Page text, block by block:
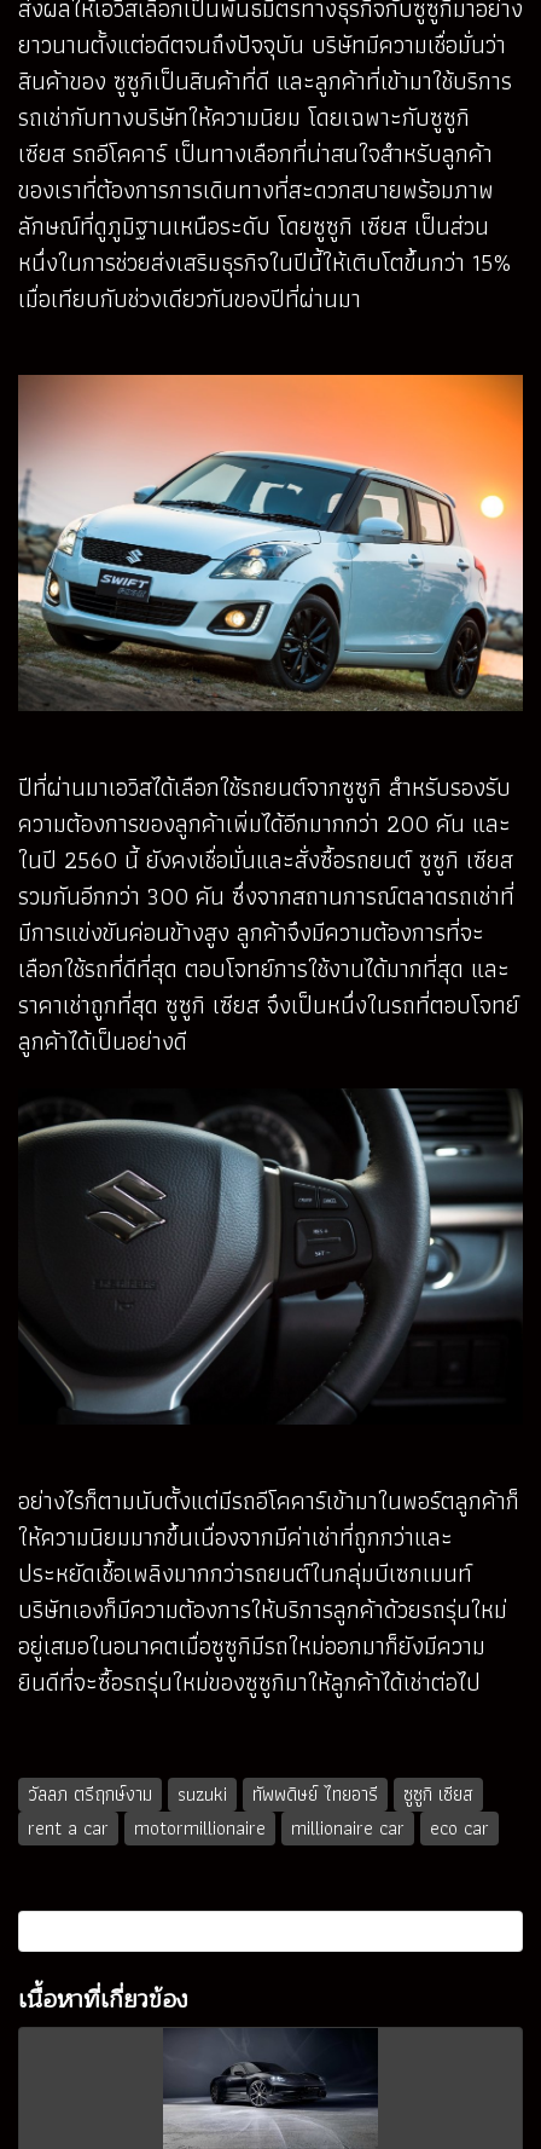
ส่งผลให้เอวิสเลือกเป็นพันธมิตรทางธุรกิจกับซูซูกิมาอย่าง
ยาวนานตั้งแต่อดีตจนถึงปัจจุบัน บริษัทมีความเชื่อมั่นว่า
สินค้าของ ซูซูกิเป็นสินค้าที่ดี และลูกค้าที่เข้ามาใช้บริการ
รถเช่ากับทางบริษัทให้ความนิยม โดยเฉพาะกับซูซูกิ
เซียส รถอีโคคาร์ เป็นทางเลือกที่น่าสนใจสำหรับลูกค้า
ของเราที่ต้องการการเดินทางที่สะดวกสบายพร้อมภาพ
ลักษณ์ที่ดูภูมิฐานเหนือระดับ โดยซูซูกิ เซียส เป็นส่วน
หนึ่งในการช่วยส่งเสริมธุรกิจในปีนี้ให้เติบโตขึ้นกว่า 15%
เมื่อเทียบกับช่วงเดียวกันของปีที่ผ่านมา
ปีที่ผ่านมาเอวิสได้เลือกใช้รถยนต์จากซูซูกิ สำหรับรองรับ
ความต้องการของลูกค้าเพิ่มได้อีกมากกว่า 200 คัน และ
ในปี 2560 นี้ ยังคงเชื่อมั่นและสั่งซื้อรถยนต์ ซูซูกิ เซียส
รวมกันอีกกว่า 300 คัน ซึ่งจากสถานการณ์ตลาดรถเช่าที่
มีการแข่งขันค่อนข้างสูง ลูกค้าจึงมีความต้องการที่จะ
เลือกใช้รถที่ดีที่สุด ตอบโจทย์การใช้งานได้มากที่สุด และ
ราคาเช่าถูกที่สุด ซูซูกิ เซียส จึงเป็นหนึ่งในรถที่ตอบโจทย์
ลูกค้าได้เป็นอย่างดี
อย่างไรก็ตามนับตั้งแต่มีรถอีโคคาร์เข้ามาในพอร์ตลูกค้าก็
ให้ความนิยมมากขึ้นเนื่องจากมีค่าเช่าที่ถูกกว่าและ
ประหยัดเชื้อเพลิงมากกว่ารถยนต์ในกลุ่มบีเซกเมนท์
บริษัทเองก็มีความต้องการให้บริการลูกค้าด้วยรถรุ่นใหม่
อยู่เสมอในอนาคตเมื่อซูซูกิมีรถใหม่ออกมาก็ยังมีความ
ยินดีที่จะซื้อรถรุ่นใหม่ของซูซูกิมาให้ลูกค้าได้เช่าต่อไป
วัลลภ ตรีฤกษ์งาม suzuki ทัพพดิษย์ ไทยอารี
ซูซูกิ เซียส
rent a car
motormillionaire millionaire car eco car
เนื้อหาที่เกี่ยวข้อง